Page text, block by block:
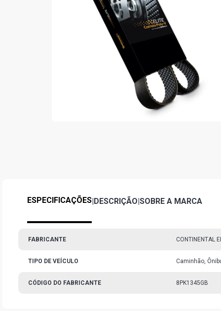
ESPECIFICAÇÕES|DESCRIÇÃO|SOBRE A MARCA
FABRICANTE CONTINENTAL
TIPO DE VEÍCULO Caminhão,
CÓDIGO DO FABRICANTE 8PK1345GB